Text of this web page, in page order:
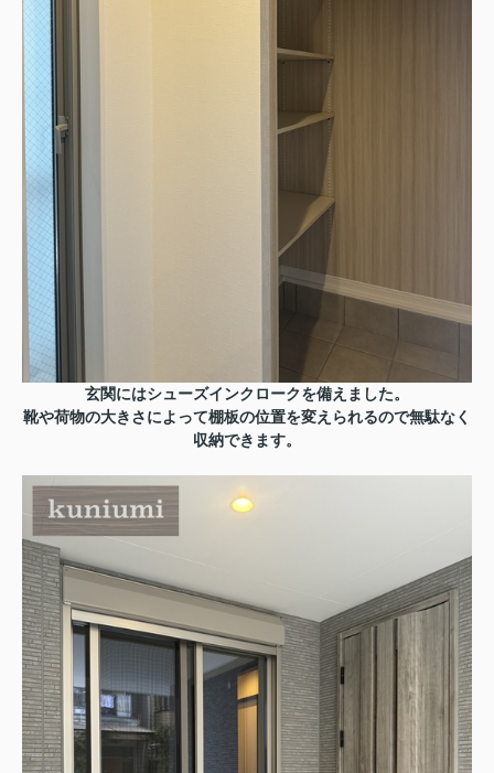
玄関にはシューズインクロークを備えました。
靴や荷物の大きさによって棚板の位置を変えられるので無駄なく
収納できます。